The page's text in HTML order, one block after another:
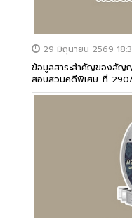
29 มิถุนายน 2569
ข้อมูลสาระสำคัญของสัญญ
สอบสวนคดีพิเศษ ที่